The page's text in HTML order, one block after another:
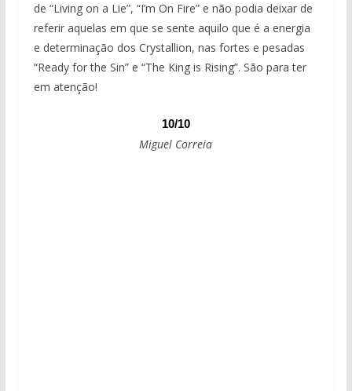
de “Living on a Lie”, “I’m On Fire” e não podia deixar de
referir aquelas em que se sente aquilo que é a energia
e determinação dos Crystallion, nas fortes e pesadas
“Ready for the Sin” e “The King is Rising”. São para ter
em atenção!
10/10
Miguel Correia